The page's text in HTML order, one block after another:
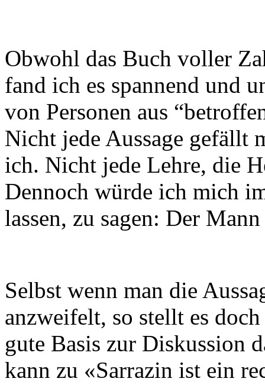
Obwohl das Buch voller
fand ich es spannend und
von Personen aus
Nicht jede Aussage gefällt
ich. Nicht jede Lehre, die
Dennoch würde ich mich
lassen, zu sagen: Der
Selbst wenn man die
anzweifelt, so stellt es
gute Basis zur Diskussion
kann zu «Sarrazin ist ein